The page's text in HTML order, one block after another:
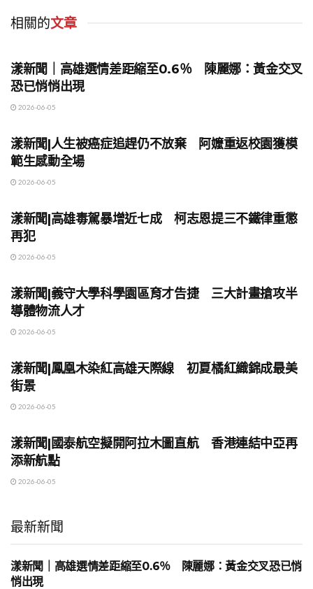
相關的文章
漾新聞｜高雄選情差距縮至0.6％ 陳麗娜：黃金交叉
恐已悄悄出現
2026-06-05
漾新聞|人生被癌症追趕仍不放棄 阿嬤重返校園獲模
範生感動全場
2026-06-05
漾新聞|高雄毒駕暴增近七成 柯志恩提三不鐵律重懲
再犯
2026-06-05
漾新聞|義守大學科學園區育才告捷 三大計畫搶攻半
導體物流人才
2026-06-05
漾新聞|鳳凰木染紅高雄天際線 初夏橘紅織錦成最美
街景
2026-06-05
漾新聞|國泰航空擬開阿拉木圖直航 香港連結中亞再
添新航點
2026-06-05
最新新聞
地方時事
漾新聞｜高雄選情差距縮至0.6％ 陳麗娜：黃金交叉恐已悄
悄出現